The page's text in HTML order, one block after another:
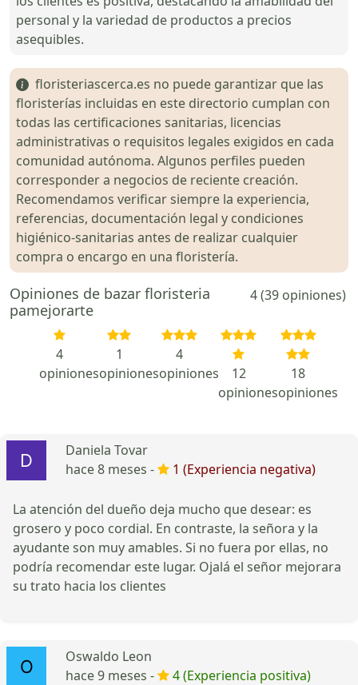
personal y la variedad de productos a precios
asequibles.
floristeriascerca.es no puede garantizar que las
floristerías incluidas en este directorio cumplan con
todas las certificaciones sanitarias, licencias
administrativas o requisitos legales exigidos en cada
comunidad autónoma. Algunos perfiles pueden
corresponder a negocios de reciente creación.
Recomendamos verificar siempre la experiencia,
referencias, documentación legal y condiciones
higiénico-sanitarias antes de realizar cualquier
compra o encargo en una floristería.
Opiniones de bazar floristeria
pamejorarte
4 (39 opiniones)
4
opiniones
1
opiniones
4
opiniones
12
opiniones
18
opiniones
Daniela Tovar
hace 8 meses -
1 (Experiencia negativa)
La atención del dueño deja mucho que desear: es
grosero y poco cordial. En contraste, la señora y la
ayudante son muy amables. Si no fuera por ellas, no
podría recomendar este lugar. Ojalá el señor mejorara
su trato hacia los clientes
Oswaldo Leon
hace 9 meses -
4 (Experiencia positiva)